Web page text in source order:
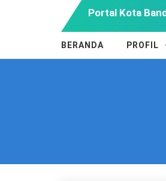
Portal Kota
BERANDA PROFIL